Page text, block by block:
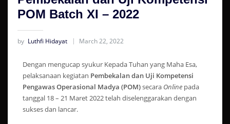
POM Batch XI – 2022
by Luthfi Hidayat March 22, 2022
Dengan mengucap syukur Kepada Tuhan yang Maha Esa,
pelaksanaan kegiatan Pembekalan dan Uji Kompetensi
Pengawas Operasional Madya (POM)secara Onlinepada
tanggal 18 – 21 Maret 2022 telah diselenggarakan dengan
sukses dan lancar.